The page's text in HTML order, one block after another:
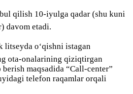
qilish 10-iyulga qadar (shu kuni
davom etadi.
litseyda o‘qishni istagan
ota-onalarining qiziqtirgan
maqsadida “Call-center”
telefon raqamlar orqali